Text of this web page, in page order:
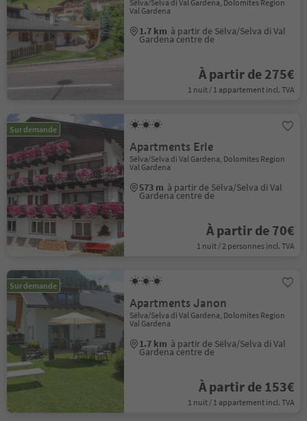
Sëlva/Selva di Val Gardena, Dolomites Region
Val Gardena
1.7 km à partir de Sëlva/Selva di Val
Gardena centre de
À partir de 275€
1 nuit / 1 appartement incl. TVA
Sur demande
Apartments Erle
Sëlva/Selva di Val Gardena, Dolomites Region
Val Gardena
573 m à partir de Sëlva/Selva di Val
Gardena centre de
À partir de 70€
1 nuit / 2 personnes incl. TVA
Sur demande
Apartments Janon
Sëlva/Selva di Val Gardena, Dolomites Region
Val Gardena
1.7 km à partir de Sëlva/Selva di Val
Gardena centre de
À partir de 153€
1 nuit / 1 appartement incl. TVA